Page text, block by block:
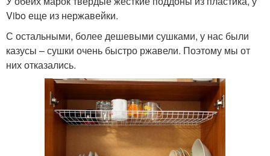
Vibo еще из нержавейки.
С остальными, более дешевыми сушками, у нас были
казусы – сушки очень быстро ржавели. Поэтому мы от
них отказались.